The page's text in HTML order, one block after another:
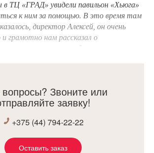
ТЦ «ГРАД» увидели павильон «Хьюга»
к ним за помощью. В это время там
директор Алексей, он очень
и грамотно нам рассказал о
воплотить любые желания в
дома кухня, которая каждый день радует
спасибо всей команде «Хьюга»
вопросы? Звоните или
заявку!
+375 (44) 794-22-22
Оставить заказ